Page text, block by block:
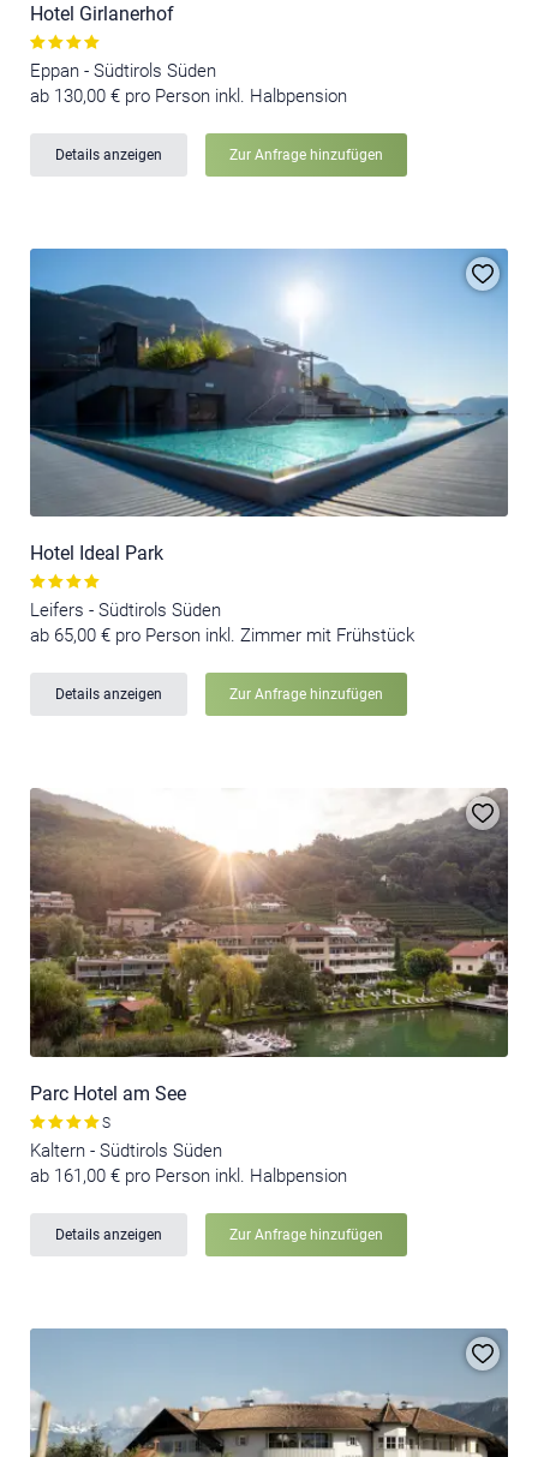
Hotel Girlanerhof
Eppan - Südtirols Süden
ab 130,00 € pro Person inkl. Halbpension
Details anzeigen Zur Anfrage hinzufügen
Hotel Ideal Park
Leifers - Südtirols Süden
ab 65,00 € pro Person inkl. Zimmer mit Frühstück
Details anzeigen Zur Anfrage hinzufügen
Parc Hotel am See
S
Kaltern - Südtirols Süden
ab 161,00 € pro Person inkl. Halbpension
Details anzeigen Zur Anfrage hinzufügen